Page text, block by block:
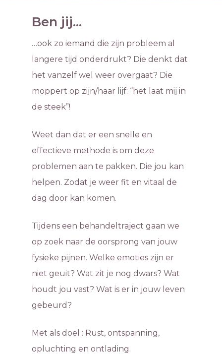
Ben jij...
…ook zo iemand die zijn probleem al
langere tijd onderdrukt? Die denkt dat
het vanzelf wel weer overgaat? Die
moppert op zijn/haar lijf: “het laat mij in
de steek”!
Weet dan dat er een snelle en
effectieve methode is om deze
problemen aan te pakken. Die jou kan
helpen. Zodat je weer fit en vitaal de
dag door kan komen.
Tijdens een behandeltraject gaan we
op zoek naar de oorsprong van jouw
fysieke pijnen. Welke emoties zijn er
niet geuit? Wat zit je nog dwars? Wat
houdt jou vast? Wat is er in jouw leven
gebeurd?
Met als doel : Rust, ontspanning,
opluchting en ontlading.